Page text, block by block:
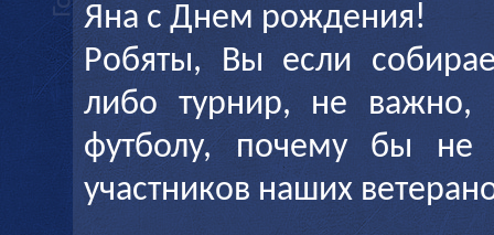
Яна с Днем рождения!
Робяты, Вы если
либо турнир, не
футболу, почему бы не
участников наших